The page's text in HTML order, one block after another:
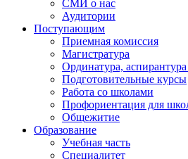
СМИ о нас
Аудитории
Поступающим
Приемная комиссия
Магистратура
Ординатура,
Подготовительные курсы
Работа со школами
Профориентация для
Общежитие
Образование
Учебная часть
Специалитет